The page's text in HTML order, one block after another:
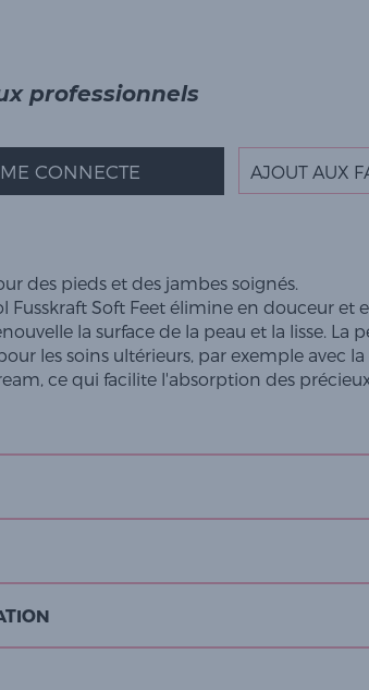
professionnels
CONNECTE AJOUT AUX
des pieds et des jambes soignés.
Fusskraft Soft Feet élimine en douceur et
la surface de la peau et la lisse. La
les soins ultérieurs, par exemple avec
ce qui facilite l'absorption des